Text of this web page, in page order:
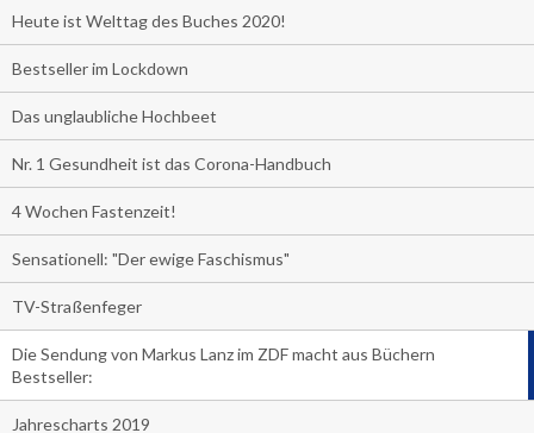
Heute ist Welttag des Buches 2020!
Bestseller im Lockdown
Das unglaubliche Hochbeet
Nr. 1 Gesundheit ist das Corona-Handbuch
4 Wochen Fastenzeit!
Sensationell: "Der ewige Faschismus"
TV-Straßenfeger
Die Sendung von Markus Lanz im ZDF macht aus Büchern
Bestseller:
Jahrescharts 2019